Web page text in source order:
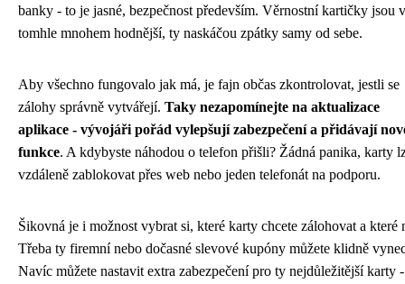
banky - to je jasné, bezpečnost především. Věrnostní kartičky jsou v
tomhle mnohem hodnější, ty naskáčou zpátky samy od sebe.
Aby všechno fungovalo jak má, je fajn občas zkontrolovat, jestli se
zálohy správně vytvářejí. Taky nezapomínejte na aktualizace
aplikace - vývojáři pořád vylepšují zabezpečení a přidávají
funkce. A kdybyste náhodou o telefon přišli? Žádná panika, karty
vzdáleně zablokovat přes web nebo jeden telefonát na podporu.
Šikovná je i možnost vybrat si, které karty chcete zálohovat a které
Třeba ty firemní nebo dočasné slevové kupóny můžete klidně
Navíc můžete nastavit extra zabezpečení pro ty nejdůležitější karty -